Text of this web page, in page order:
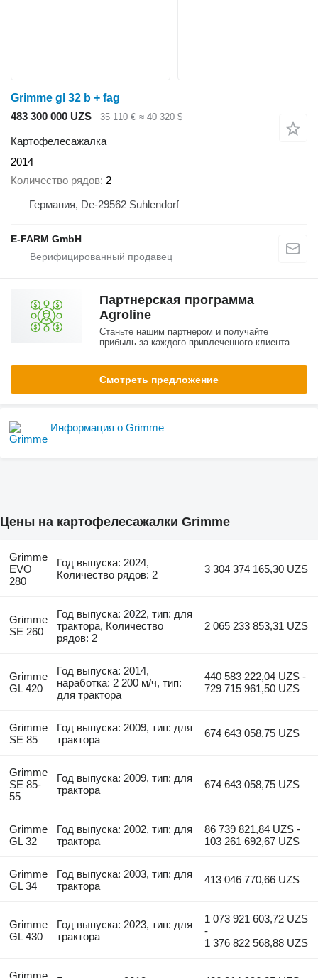
Grimme gl 32 b + fag
483 300 000 UZS
35 110 € ≈ 40 320 $
Картофелесажалка
2014
Количество рядов 2
Германия, De-29562 Suhlendorf
E-FARM GmbH
Партнерская программа
Agroline
Станьте нашим партнером и получайте
прибыль за каждого привлеченного клиента
Смотреть предложение
Информация о Grimme
Цены на картофелесажалки Grimme
Grimme
EVO
280
Год выпуска: 2024,
Количество рядов: 2
3 304 374 165,30 UZS
Grimme
SE 260
Год выпуска: 2022, тип: для
трактора, Количество
рядов: 2
2 065 233 853,31 UZS
Grimme
GL 420
Год выпуска: 2014,
наработка: 2 200 м/ч, тип:
для трактора
440 583 222,04 UZS -
729 715 961,50 UZS
Grimme
SE 85
Год выпуска: 2009, тип: для
трактора
674 643 058,75 UZS
Grimme
SE 85-
55
Год выпуска: 2009, тип: для
трактора
674 643 058,75 UZS
Grimme
GL 32
Год выпуска: 2002, тип: для
трактора
86 739 821,84 UZS -
103 261 692,67 UZS
Grimme
GL 34
Год выпуска: 2003, тип: для
трактора
413 046 770,66 UZS
Grimme
GL 430
Год выпуска: 2023, тип: для
трактора
1 073 921 603,72 UZS
-
1 376 822 568,88 UZS
Grimme